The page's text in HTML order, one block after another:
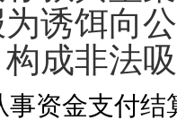
诱饵向
成非法
事资金支付